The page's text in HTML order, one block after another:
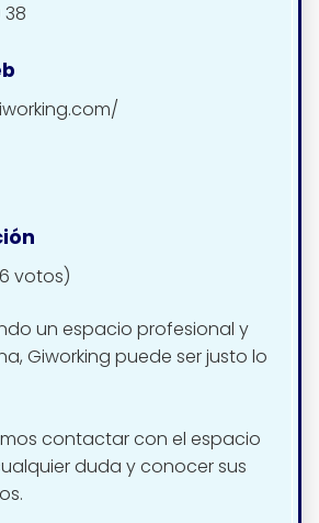
38
votos)
un espacio profesional y
Giworking puede ser justo lo
contactar con el espacio
duda y conocer sus